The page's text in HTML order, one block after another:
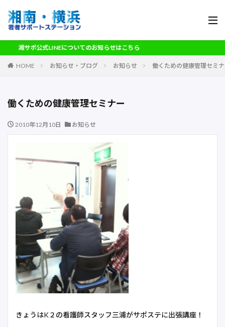
湘サポ公式LINEについてのお知らせはこちら
HOME お知らせ・ブログ お知らせ 働くための健康管理セミ
働くための健康管理セミナー
2010年12月10日 お知らせ
きょうはK２の看護師スタッフ三浦がサポステに出張講座！